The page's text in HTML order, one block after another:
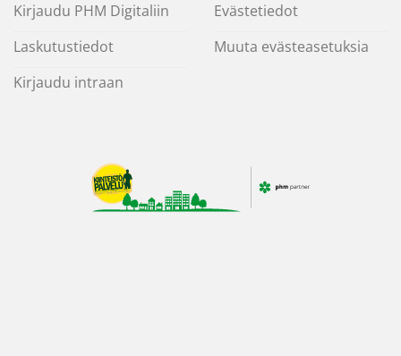
Kirjaudu PHM Digitaliin
Laskutustiedot
Kirjaudu intraan
Evästetiedot
Muuta evästeasetuksia